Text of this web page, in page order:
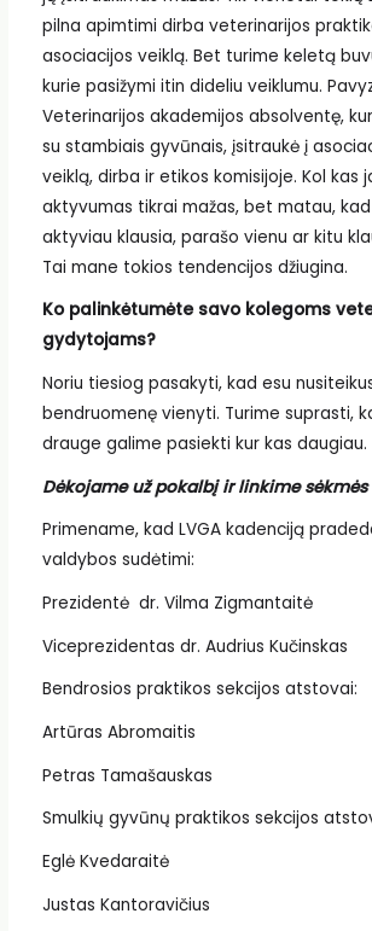
pilna apimtimi dirba veterinarijos
asociacijos veiklą. Bet turime keletą
kurie pasižymi itin dideliu veiklumu.
Veterinarijos akademijos absolventę,
su stambiais gyvūnais, įsitraukė į
veiklą, dirba ir etikos komisijoje. Kol kas
aktyvumas tikrai mažas, bet matau,
aktyviau klausia, parašo vienu ar kitu
Tai mane tokios tendencijos džiugina.
Ko palinkėtumėte savo kolegoms
gydytojams?
Noriu tiesiog pasakyti, kad esu
bendruomenę vienyti. Turime suprasti,
drauge galime pasiekti kur kas daugiau.
Dėkojame už pokalbį ir linkime sėkmės
Primename, kad LVGA kadenciją
valdybos sudėtimi:
Prezidentė dr. Vilma Zigmantaitė
Viceprezidentas dr. Audrius Kučinskas
Bendrosios praktikos sekcijos atstovai:
Artūras Abromaitis
Petras Tamašauskas
Smulkių gyvūnų praktikos sekcijos
Eglė Kvedaraitė
Justas Kantoravičius